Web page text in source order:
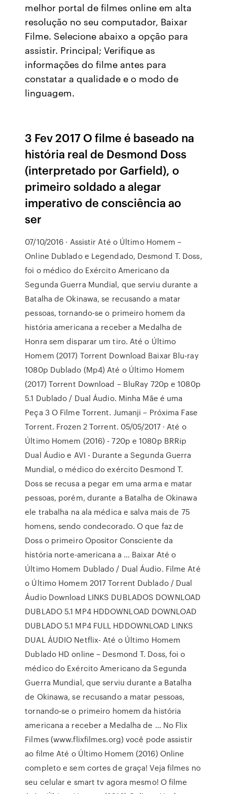
melhor portal de filmes online em alta
resolução no seu computador, Baixar
Filme. Selecione abaixo a opção para
assistir. Principal; Verifique as
informações do filme antes para
constatar a qualidade e o modo de
linguagem.
3 Fev 2017 O filme é baseado na
história real de Desmond Doss
(interpretado por Garfield), o
primeiro soldado a alegar
imperativo de consciência ao
ser
07/10/2016 · Assistir Até o Último Homem –
Online Dublado e Legendado, Desmond T. Doss,
foi o médico do Exército Americano da
Segunda Guerra Mundial, que serviu durante a
Batalha de Okinawa, se recusando a matar
pessoas, tornando-se o primeiro homem da
história americana a receber a Medalha de
Honra sem disparar um tiro. Até o Último
Homem (2017) Torrent Download Baixar Blu-ray
1080p Dublado (Mp4) Até o Último Homem
(2017) Torrent Download – BluRay 720p e 1080p
5.1 Dublado / Dual Áudio. Minha Mãe é uma
Peça 3 O Filme Torrent. Jumanji – Próxima Fase
Torrent. Frozen 2 Torrent. 05/05/2017 · Até o
Último Homem (2016) - 720p e 1080p BRRip
Dual Áudio e AVI - Durante a Segunda Guerra
Mundial, o médico do exército Desmond T.
Doss se recusa a pegar em uma arma e matar
pessoas, porém, durante a Batalha de Okinawa
ele trabalha na ala médica e salva mais de 75
homens, sendo condecorado. O que faz de
Doss o primeiro Opositor Consciente da
história norte-americana a … Baixar Até o
Último Homem Dublado / Dual Áudio. Filme Até
o Último Homem 2017 Torrent Dublado / Dual
Áudio Download LINKS DUBLADOS DOWNLOAD
DUBLADO 5.1 MP4 HDDOWNLOAD DOWNLOAD
DUBLADO 5.1 MP4 FULL HDDOWNLOAD LINKS
DUAL ÁUDIO Netflix- Até o Último Homem
Dublado HD online – Desmond T. Doss, foi o
médico do Exército Americano da Segunda
Guerra Mundial, que serviu durante a Batalha
de Okinawa, se recusando a matar pessoas,
tornando-se o primeiro homem da história
americana a receber a Medalha de … No Flix
Filmes (www.flixfilmes.org) você pode assistir
ao filme Até o Último Homem (2016) Online
completo e sem cortes de graça! Veja filmes no
seu celular e smart tv agora mesmo! O filme